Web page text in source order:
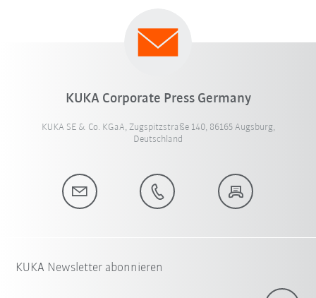
KUKA Corporate Press Germany
KUKA SE & Co. KGaA, Zugspitzstraße 140, 86165 Augsburg,
Deutschland
KUKA Newsletter abonnieren